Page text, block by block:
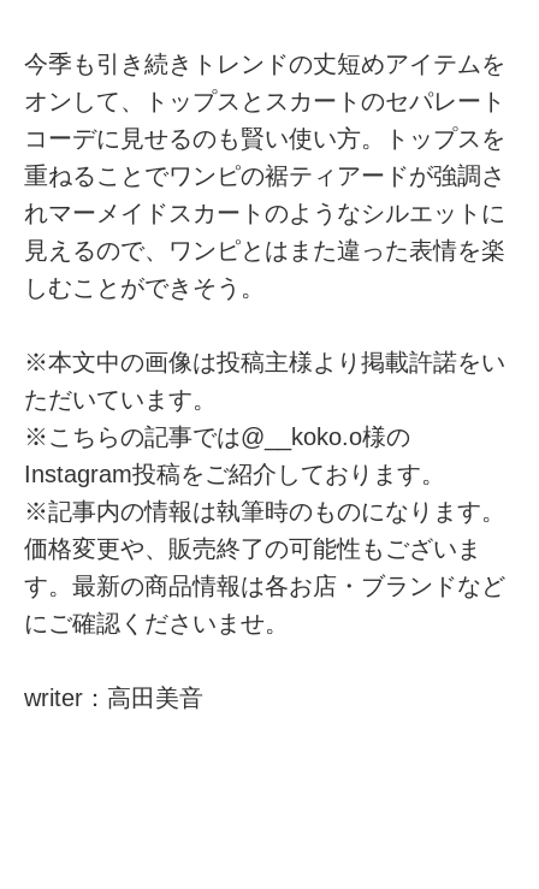
今季も引き続きトレンドの丈短めアイテムを
オンして、トップスとスカートのセパレート
コーデに見せるのも賢い使い方。トップスを
重ねることでワンピの裾ティアードが強調さ
れマーメイドスカートのようなシルエットに
見えるので、ワンピとはまた違った表情を楽
しむことができそう。
※本文中の画像は投稿主様より掲載許諾をい
ただいています。
※こちらの記事では@__koko.o様の
Instagram投稿をご紹介しております。
※記事内の情報は執筆時のものになります。
価格変更や、販売終了の可能性もございま
す。最新の商品情報は各お店・ブランドなど
にご確認くださいませ。
writer：高田美音